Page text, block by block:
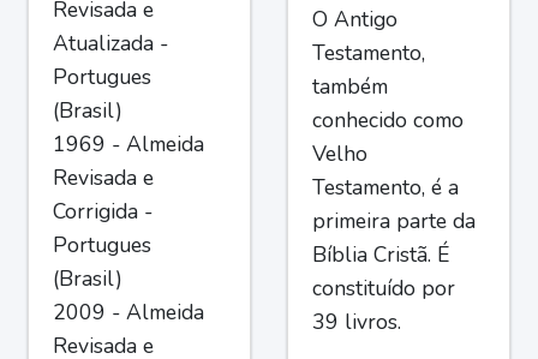
Revisada e
Atualizada -
Portugues
(Brasil)
1969 - Almeida
Revisada e
Corrigida -
Portugues
(Brasil)
2009 - Almeida
Revisada e
O Antigo
Testamento,
também
conhecido como
Velho
Testamento, é a
primeira parte da
Bíblia Cristã. É
constituído por
39 livros.